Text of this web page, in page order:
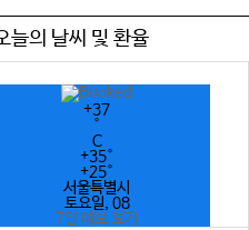
늘의 날씨 및 환율
+37
°
C
+35°
+25°
서울특별시
토요일, 08
7일 예보 보기